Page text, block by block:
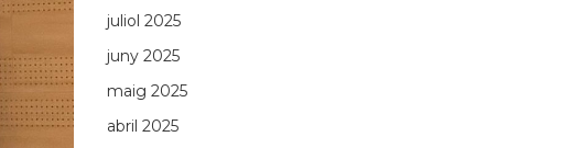
juliol 2025
juny 2025
maig 2025
abril 2025